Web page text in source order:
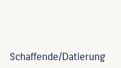
Schaffende/Datierung